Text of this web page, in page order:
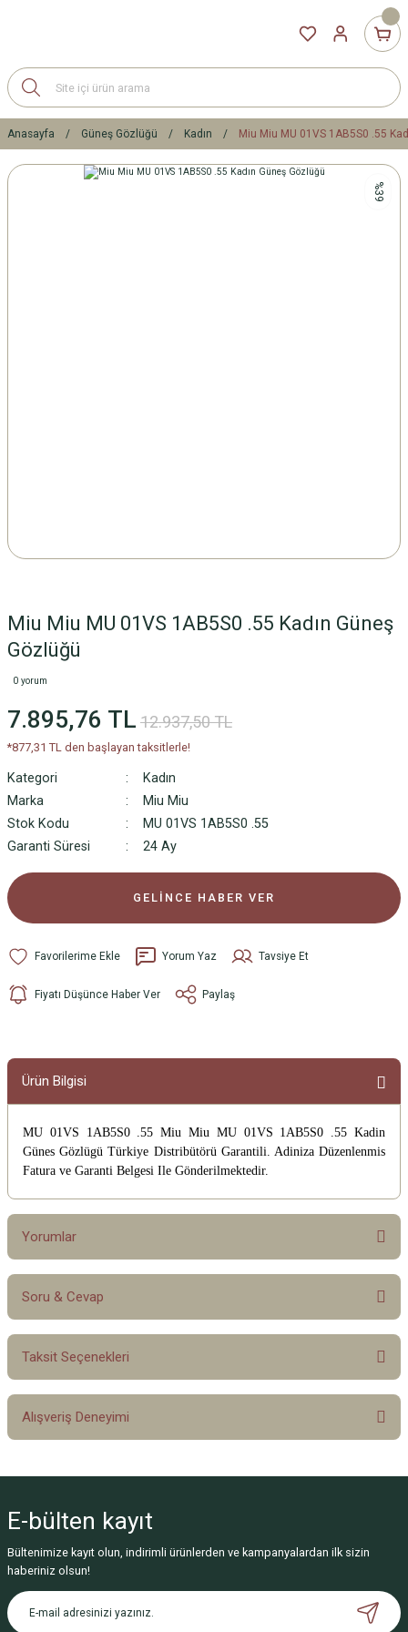
Anasayfa Güneş Gözlüğü Kadın Miu Miu MU 01VS 1AB5S0 .55
%39
Miu Miu MU 01VS 1AB5S0 .55 Kadın Güneş
Gözlüğü
0 yorum
7.895,76 TL 12.937,50 TL
*877,31 TL den başlayan taksitlerle!
Kategori
Kadın
Marka
Miu Miu
Stok Kodu
MU 01VS 1AB5S0 .55
Garanti Süresi
24 Ay
GELİNCE HABER VER
Yorum Yaz Tavsiye Et
Fiyatı Düşünce Haber Ver Paylaş
Ürün Bilgisi
MU 01VS 1AB5S0 .55 Miu Miu MU 01VS 1AB5S0 .55 Kadin
Günes GözlügüTürkiye Distribütörü Garantili. Adiniza Düzenlenmis
Fatura ve Garanti Belgesi Ile Gönderilmektedir.
Yorumlar
Bu ürüne ilk yorumu siz yapın!
Soru & Cevap
Ürün hakkında henüz soru sorulmamış.
Taksit Seçenekleri
Alışveriş Deneyimi
Deneyimini Paylaş
E-bülten kayıt
Bültenimize kayıt olun, indirimli ürünlerden ve kampanyalardan ilk sizin
haberiniz olsun!